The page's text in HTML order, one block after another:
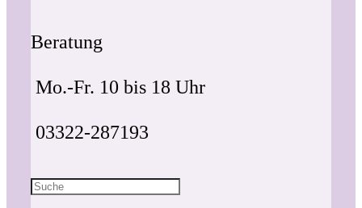
Beratung
Mo.-Fr. 10 bis 18 Uhr
03322-287193